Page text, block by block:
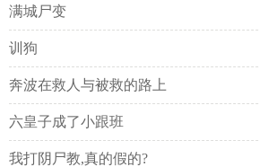
满城尸变
训狗
奔波在救人与被救的路上
六皇子成了小跟班
我打阴尸教,真的假的?